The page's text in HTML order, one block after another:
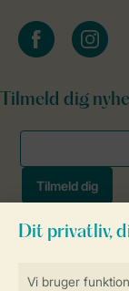
facebookinstagram
Tilmeld dig